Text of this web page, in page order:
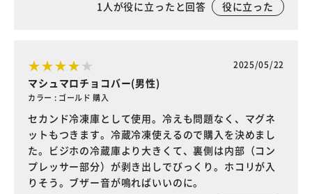
1人が役に立ったと回答 役に立った
2025/05/22
マシュマロチョコバー(男性)
カラー : ゴールド 購入
セカンド冷凍庫として使用。冷えも問題なく、マグネ
ットもつきます。冷蔵冷凍使えるので購入を決めまし
た。ビジホの冷蔵庫より大きくて、裏側は内部（コン
プレッサー部分）が剥き出しでびっくり。ホコリが入
りそう。ブザー音が鳴ればいいのに。